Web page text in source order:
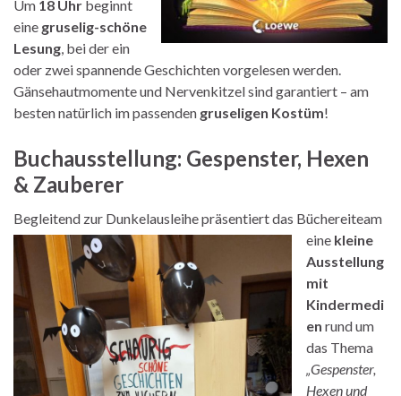
Um 18 Uhr beginnt
eine gruselig-schöne
Lesung , bei der ein
oder zwei spannende Geschichten vorgelesen werden.
Gänsehautmomente und Nervenkitzel sind garantiert – am
besten natürlich im passenden gruseligen Kostüm!
Buchausstellung: Gespenster, Hexen
& Zauberer
Begleitend zur Dunkelausleihe präsentiert das Büchereiteam
eine kleine
Ausstellung
mit
Kindermedi
en rund um
das Thema
„Gespenster,
Hexen und